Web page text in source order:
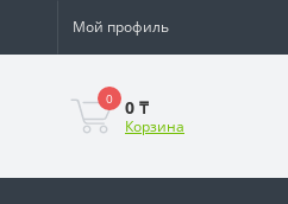
Мой профиль
0 0 ₸
Корзина